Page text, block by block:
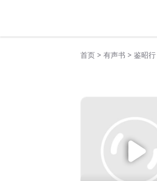
首页 > 有声书 > 鉴昭